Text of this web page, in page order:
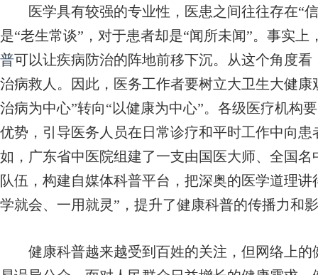
医学具有较强的专业性，医患之间往往存在“信
是“老生常谈”，对于患者却是“闻所未闻”。事实
普可以让疾病防治的阵地前移下沉。从这个角度
治病救人。因此，医务工作者要树立大卫生大健
治病为中心”转向“以健康为中心”。各级医疗机构
优势，引导医务人员在日常诊疗和平时工作中向
如，广东省中医院组建了一支由国医大师、全国
队伍，构建自媒体科普平台，把深奥的医学道理
学就会、一用就灵”，提升了健康科普的传播力和
健康科普越来越受到百姓的关注，但网络上的